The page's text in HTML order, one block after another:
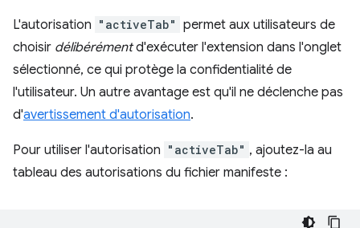
L'autorisation "activeTab" permet aux utilisateurs de
choisir délibérémentd'exécuter l'extension dans l'onglet
sélectionné, ce qui protège la confidentialité de
l'utilisateur. Un autre avantage est qu'il ne déclenche pas
d'avertissement d'autorisation.
Pour utiliser l'autorisation "activeTab" , ajoutez-la au
tableau des autorisations du fichier manifeste :